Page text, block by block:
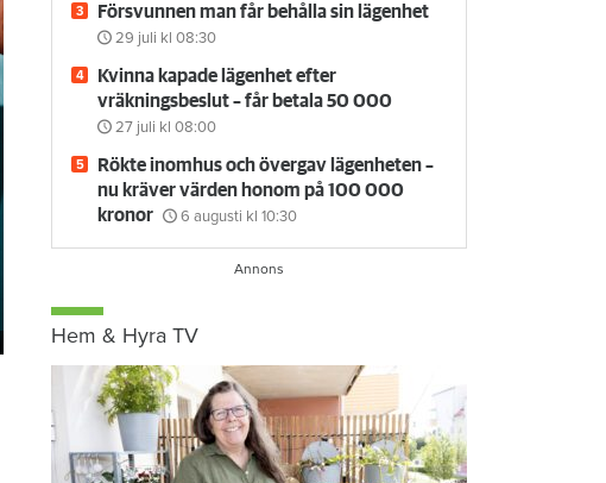
Försvunnen man får behålla sin lägenhet
29 juli kl 08:30
Kvinna kapade lägenhet efter
vräkningsbeslut – får betala 50 000
27 juli kl 08:00
Rökte inomhus och övergav lägenheten –
nu kräver värden honom på 100 000
kronor
6 augusti kl 10:30
Hem & Hyra TV